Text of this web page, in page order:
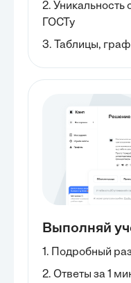
2.
ГОСТу
3. Таблицы,
Выполняй
1. Подробный
2. Ответы за 1